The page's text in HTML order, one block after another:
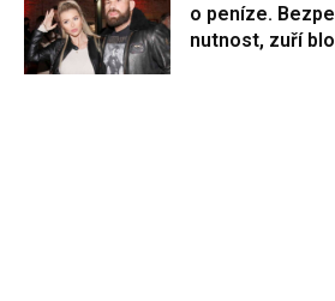
o peníze.
nutnost, zuří